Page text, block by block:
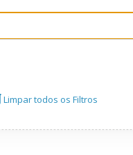
Limpar todos os Filtros